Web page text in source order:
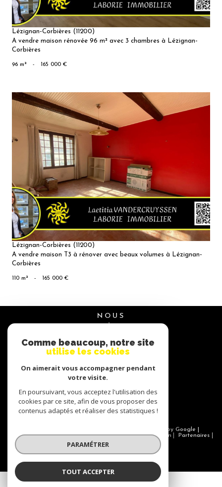
Lézignan-Corbières (11200)
A vendre maison rénovée 96 m² avec 3 chambres à Lézignan-
Corbières
96 m² - 165 000 €
VOIR LE
BIEN
Lézignan-Corbières (11200)
A vendre maison T3 à rénover avec beaux volumes à Lézignan-
Corbières
110 m² - 165 000 €
NOUS
suivre
NOUS
adhérons
© 2026 | Tous droits réservés | Traduction powered by Google |
Nos honoraires
Plan du site Mentions légales Admin
Partenaires
Politique RGPD
Comme beaucoup, notre site
utilise les cookies
On aimerait vous accompagner pendant
votre visite.
En poursuivant, vous acceptez l'utilisation des
cookies par ce site, afin de vous proposer des
contenus adaptés et réaliser des statistiques !
PARAMÉTRER
TOUT ACCEPTER